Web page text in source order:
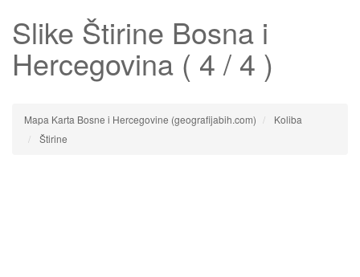
Slike Štirine Bosna i
Hercegovina ( 4 / 4 )
Mapa Karta Bosne i Hercegovine (geografijabih.com)
Koliba
Štirine